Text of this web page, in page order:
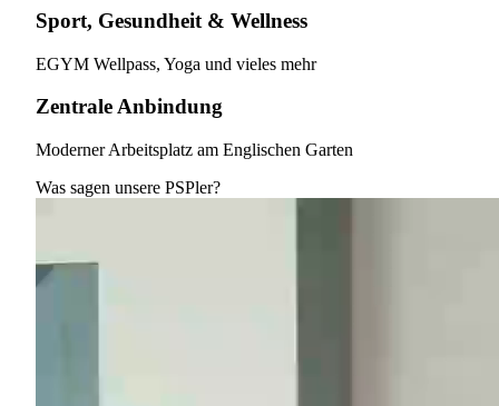
Sport, Gesundheit & Wellness
EGYM Wellpass, Yoga und vieles mehr
Zentrale Anbindung
Moderner Arbeitsplatz am Englischen Garten
Was sagen unsere PSPler?